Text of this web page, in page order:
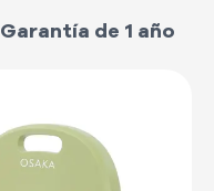
Garantía de 1 año